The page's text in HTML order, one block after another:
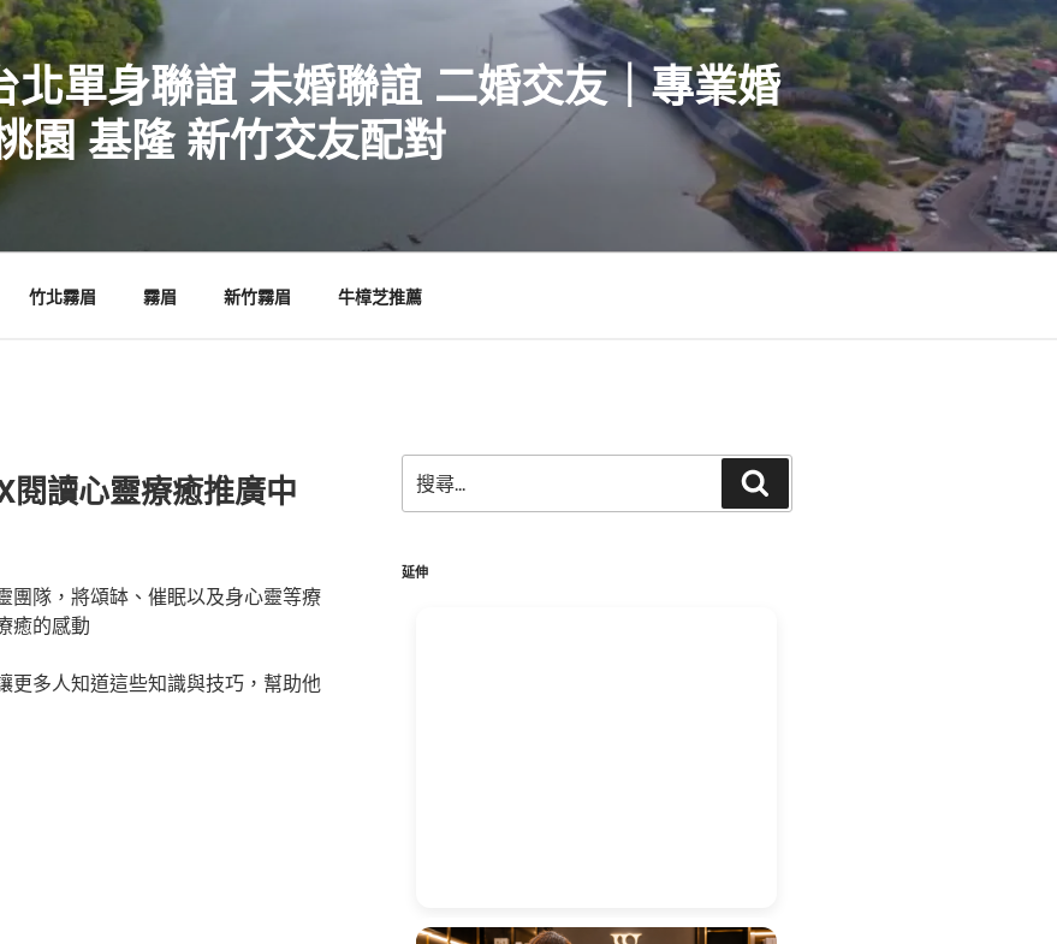
北單身聯誼 未婚聯誼 二婚交友｜專業婚
園 基隆 新竹交友配對
竹北霧眉 霧眉 新竹霧眉 牛樟芝推薦
閱讀心靈療癒推廣中
團隊，將頌缽、催眠以及身心靈等療
癒的感動
更多人知道這些知識與技巧，幫助他
尋
關
字:
尋
延伸